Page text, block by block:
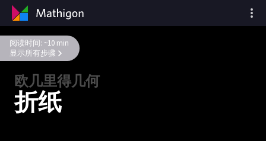
欧几里得几何
折纸
阅读时间: ~10 min
显示所有步骤